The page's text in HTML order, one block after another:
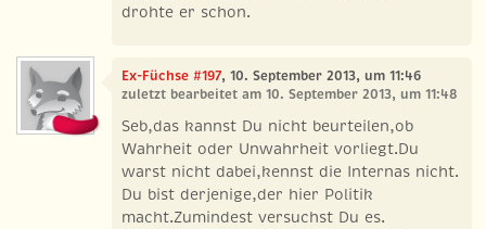
drohte er schon.
Ex-Füchse #197, 10. September 2013, um 11:46
zuletzt bearbeitet am 10. September 2013, um 11:48
Seb,das kannst Du nicht beurteilen,ob
Wahrheit oder Unwahrheit vorliegt.Du
warst nicht dabei,kennst die Internas nicht.
Du bist derjenige,der hier Politik
macht.Zumindest versuchst Du es.